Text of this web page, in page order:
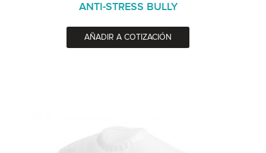
ANTI-STRESS BULLY
AÑADIR A COTIZACIÓN